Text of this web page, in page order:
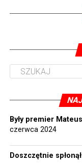
Były premier
czerwca 2024
Doszczętnie